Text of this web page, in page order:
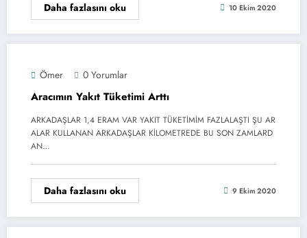
Daha fazlasını oku 10 Ekim 2020
Ömer 0 Yorumlar
Aracımın Yakıt Tüketimi Arttı
ARKADAŞLAR 1,4 ERAM VAR YAKIT TÜKETİMİM FAZLALAŞTI ŞU AR
ALAR KULLANAN ARKADAŞLAR KİLOMETREDE BU SON ZAMLARD
AN…
Daha fazlasını oku 9 Ekim 2020